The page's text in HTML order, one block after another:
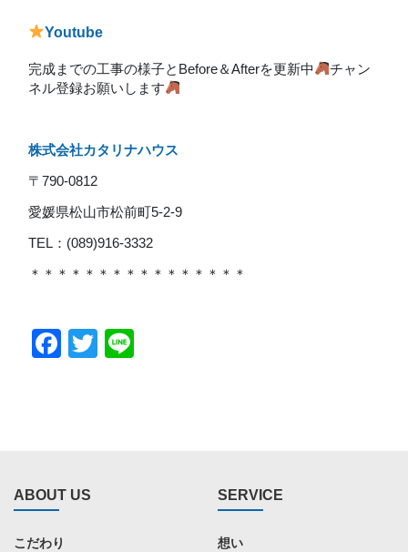
Youtube
完成までの工事の様子とBefore＆Afterを更新中
チャン
ネル登録お願いします
株式会社カタリナハウス
〒790-0812
愛媛県松山市松前町5-2-9
TEL：(089)916-3332
＊＊＊＊＊＊＊＊＊＊＊＊＊＊＊＊
Facebook
Twitter
ABOUT US
こだわり
SERVICE
想い